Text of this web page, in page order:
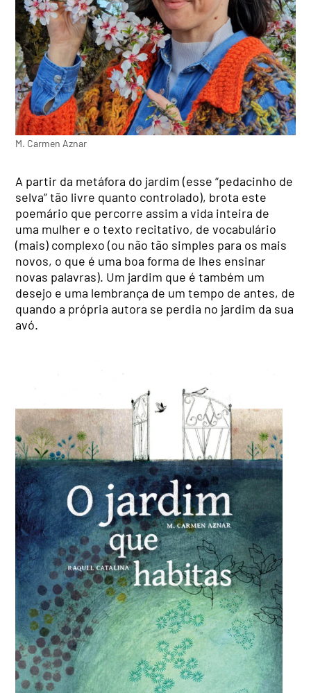
M. Carmen Aznar
A partir da metáfora do jardim (esse “pedacinho de
selva” tão livre quanto controlado), brota este
poemário que percorre assim a vida inteira de
uma mulher e o texto recitativo, de vocabulário
(mais) complexo (ou não tão simples para os mais
novos, o que é uma boa forma de lhes ensinar
novas palavras). Um jardim que é também um
desejo e uma lembrança de um tempo de antes, de
quando a própria autora se perdia no jardim da sua
avó.